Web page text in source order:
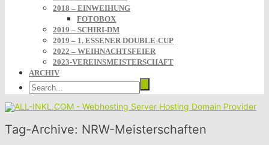
2018 – EINWEIHUNG
FOTOBOX
2019 – SCHIRI-DM
2019 – 1. ESSENER DOUBLE-CUP
2022 – WEIHNACHTSFEIER
2023-VEREINSMEISTERSCHAFT
ARCHIV
Tag-Archive: NRW-Meisterschaften